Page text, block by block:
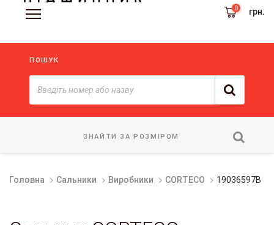
грн.
ПОШУК
ЗНАЙТИ ЗА РОЗМІРОМ
Головна Сальники Виробники CORTECO 19036597B